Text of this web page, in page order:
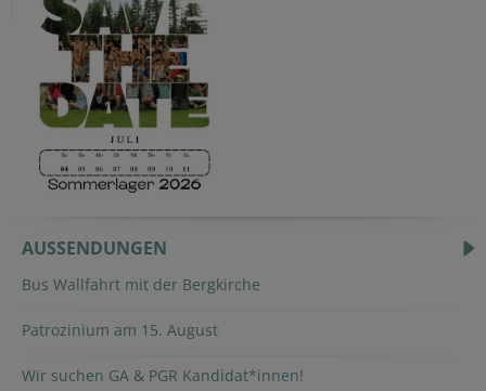
AUSSENDUNGEN
Bus Wallfahrt mit der Bergkirche
Patrozinium am 15. August
Wir suchen GA & PGR Kandidat*innen!